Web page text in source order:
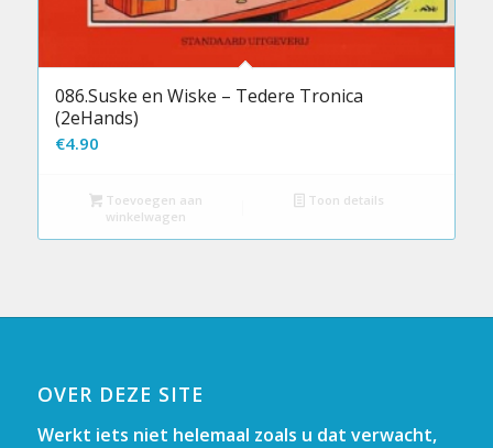
086.Suske en Wiske – Tedere Tronica
(2eHands)
€4.90
Toevoegen aan
winkelwagen
Toon details
OVER DEZE SITE
Werkt iets niet helemaal zoals u dat verwacht,